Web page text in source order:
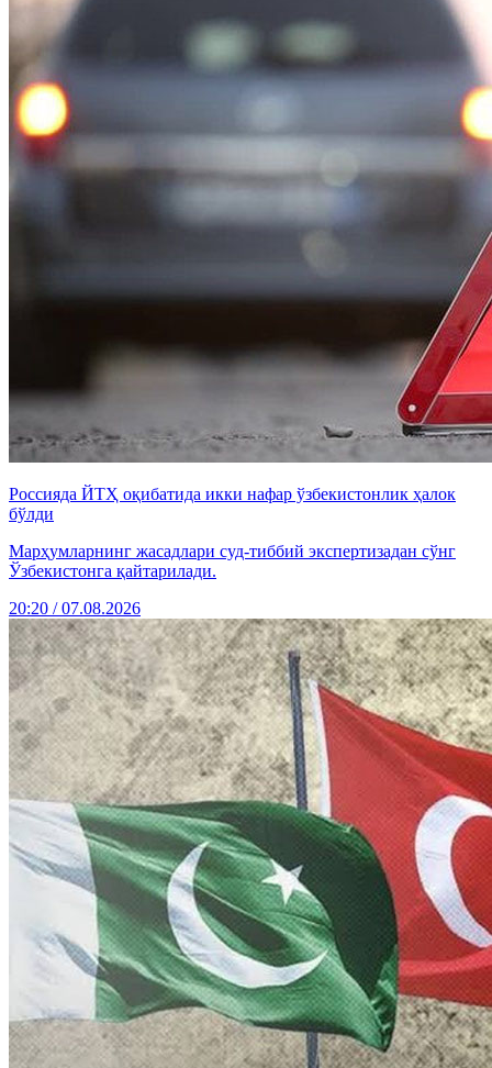
Россияда ЙТҲ оқибатида икки нафар ўзбекистонлик ҳалок
бўлди
Марҳумларнинг жасадлари суд-тиббий экспертизадан сўнг
Ўзбекистонга қайтарилади.
20:20 / 07.08.2026